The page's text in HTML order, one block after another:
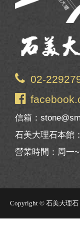
02-
信箱：
石美大理石本館
營業時間：周一
Copyright © 石美大理石